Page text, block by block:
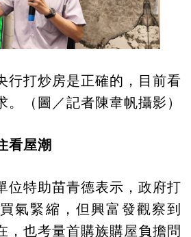
行打炒房是正確的，目前看
。（圖／記者陳韋帆攝影）
看屋潮
位特助苗青德表示，政府打
氣緊縮，但興富發觀察到
，也考量首購族購屋負擔問